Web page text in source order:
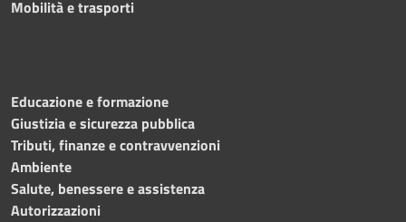
Mobilità e trasporti
Educazione e formazione
Giustizia e sicurezza pubblica
Tributi, finanze e contravvenzioni
Ambiente
Salute, benessere e assistenza
Autorizzazioni